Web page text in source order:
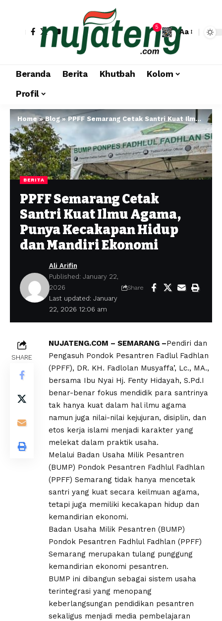
5
Aa
Beranda Berita Khutbah
Kolom
Profil
Home »Blog»PPFF Semarang Cetak Santri Kuat Ilmu Agama, Punya Kecakapan Hidup dan Mandiri Ekonomi
BERITA
PPFF Semarang Cetak
Santri Kuat Ilmu Agama,
Punya Kecakapan Hidup
dan Mandiri Ekonomi
Last updated: January
22, 2026 12:06 am
Ali Arifin
Published: January 22,
2026
Share
SHARE
NUJATENG.COM – SEMARANG –Pendiri dan
Pengasuh Pondok Pesantren Fadlul Fadhlan
(PPFF), DR. KH. Fadlolan Musyaffa’, Lc., MA.,
bersama Ibu Nyai Hj. Fenty Hidayah, S.Pd.I
benar-benar fokus mendidik para santrinya
tak hanya kuat dalam hal ilmu agama
namun juga nilai-nilai kejujuran, disiplin, dan
etos kerja islami menjadi karakter yang
melekat dalam praktik usaha.
Melalui Badan Usaha Milik Pesantren
(BUMP) Pondok Pesantren Fadhlul Fadhlan
(PPFF) Semarang tidak hanya mencetak
santri yang kuat secara keilmuan agama,
tetapi juga memiliki kecakapan hidup dan
kemandirian ekonomi.
Badan Usaha Milik Pesantren (BUMP)
Pondok Pesantren Fadhlul Fadhlan (PPFF)
Semarang merupakan tulang punggung
kemandirian ekonomi pesantren.
BUMP ini dibangun sebagai sistem usaha
terintegrasi yang menopang
keberlangsungan pendidikan pesantren
sekaligus menjadi media pembelajaran